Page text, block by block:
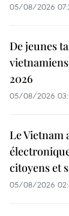
05/08/2026
De jeunes
2026
05/08/2026
Le Vietnam
citoyens et
05/08/2026